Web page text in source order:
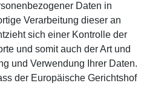
Daten in
Verarbeitung dieser an
sich einer Kontrolle der
und somit auch der Art und
und Verwendung Ihrer Daten.
der Europäische Gerichtshof